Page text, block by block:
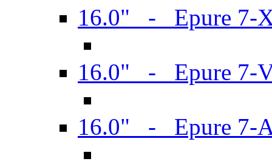
16.0" - Epure 7-
16.0" - Epure 7-
16.0" - Epure 7-